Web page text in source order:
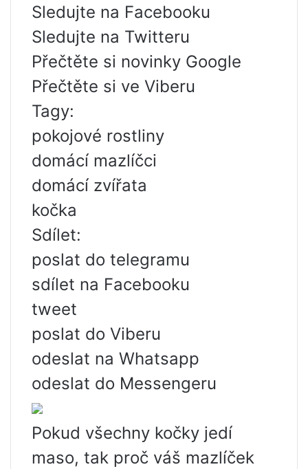
Sledujte na Facebooku
Sledujte na Twitteru
Přečtěte si novinky Google
Přečtěte si ve Viberu
Tagy:
pokojové rostliny
domácí mazlíčci
domácí zvířata
kočka
Sdílet:
poslat do telegramu
sdílet na Facebooku
tweet
poslat do Viberu
odeslat na Whatsapp
odeslat do Messengeru
Pokud všechny kočky jedí
maso, tak proč váš mazlíček